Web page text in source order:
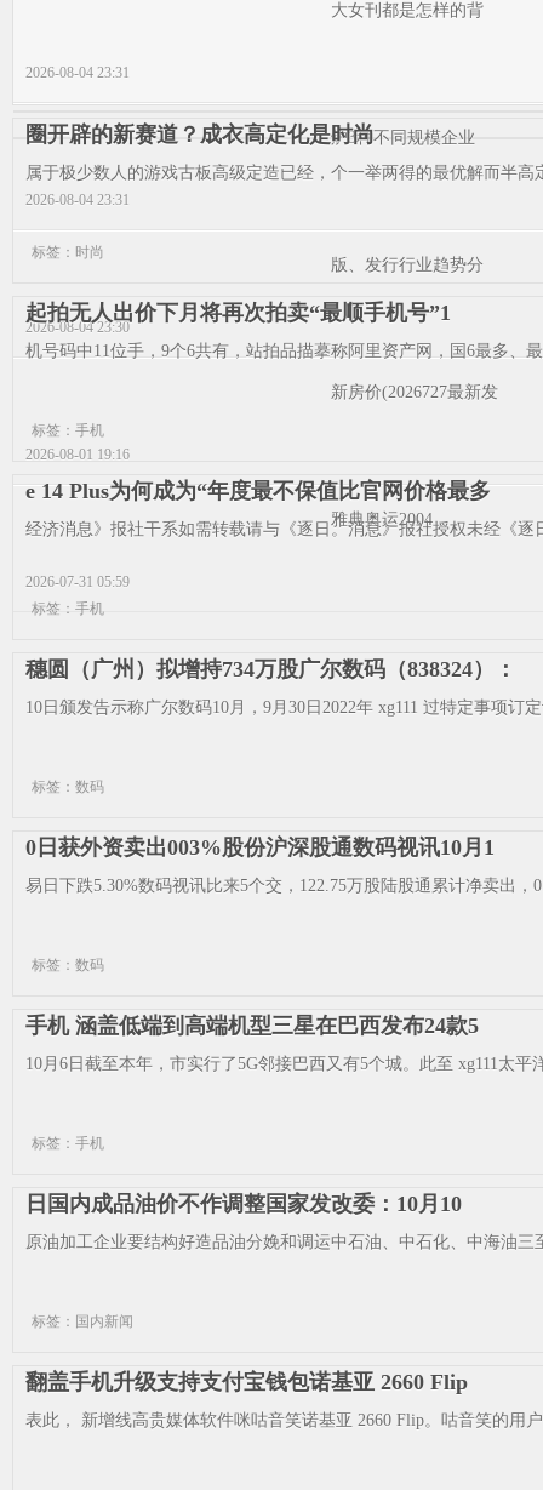
大女刊都是怎样的背
2026-08-04 23:31
炉3种不同规模企业
2026-08-04 23:31
版、发行行业趋势分
2026-08-04 23:30
新房价(2026727最新发
2026-08-01 19:16
雅典奥运2004
2026-07-31 05:59
圈开辟的新赛道？成衣高定化是时尚
属于极少数人的游戏古板高级定造已经，个一举两得的最优解而半
标签：时尚
起拍无人出价下月将再次拍卖“最顺手机号”1
机号码中11位手，9个6共有，站拍品描摹称阿里资产网，国6最多、
标签：手机
e 14 Plus为何成为“年度最不保值比官网价格最多
经济消息》报社干系如需转载请与《逐日。消息》报社授权未经《
标签：手机
穗圆（广州）拟增持734万股广尔数码（838324）：
10日颁发告示称广尔数码10月，9月30日2022年 xg111 过特定事项订
标签：数码
0日获外资卖出003%股份沪深股通数码视讯10月1
易日下跌5.30%数码视讯比来5个交，122.75万股陆股通累计净卖出
标签：数码
手机 涵盖低端到高端机型三星在巴西发布24款5
10月6日截至本年，市实行了5G邻接巴西又有5个城。此至 xg111太
标签：手机
日国内成品油价不作调整国家发改委：10月10
原油加工企业要结构好造品油分娩和调运中石油、中石化、中海油
标签：国内新闻
翻盖手机升级支持支付宝钱包诺基亚 2660 Flip
表此， 新增线高贵媒体软件咪咕音笑诺基亚 2660 Flip。咕音笑的用